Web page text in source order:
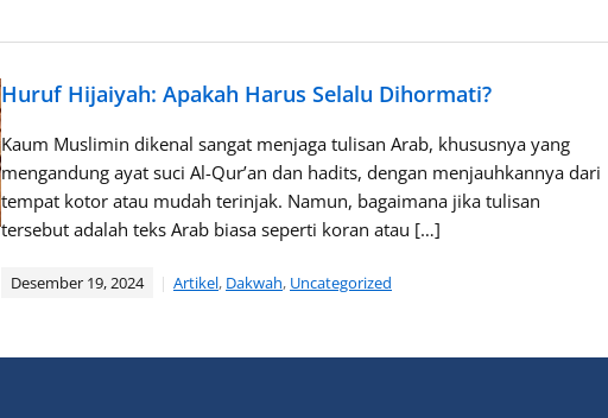
Huruf Hijaiyah: Apakah Harus Selalu Dihormati?
Kaum Muslimin dikenal sangat menjaga tulisan Arab, khususnya yang
mengandung ayat suci Al-Qur’an dan hadits, dengan menjauhkannya dari
tempat kotor atau mudah terinjak. Namun, bagaimana jika tulisan
tersebut adalah teks Arab biasa seperti koran atau […]
Desember 19, 2024 Artikel, Dakwah, Uncategorized